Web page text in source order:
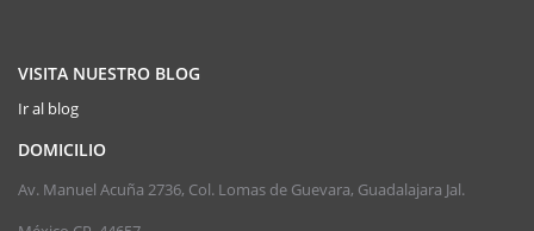
VISITA NUESTRO BLOG
Ir al blog
DOMICILIO
Av. Manuel Acuña 2736, Col. Lomas de Guevara, Guadalajara Jal.